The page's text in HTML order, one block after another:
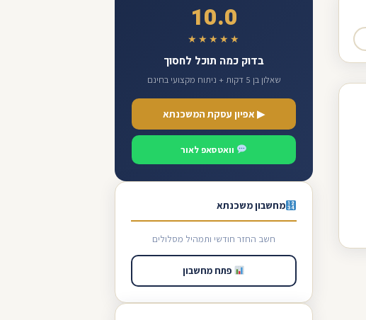
10.0
★★★★★
בדוק כמה תוכל לחסוך
שאלון בן 5 דקות + ניתוח מקצועי בחינם
▶ אפיון עסקת המשכנתא
וואטסאפ לאור
מחשבון משכנתא
חשב החזר חודשי ותמהיל מסלולים
פתח מחשבון